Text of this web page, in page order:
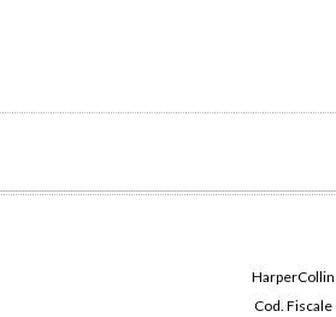
Cod. Fiscale